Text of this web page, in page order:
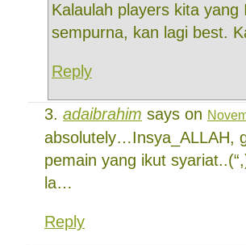
Kalaulah players kita
sempurna, kan lagi best.
Reply
adaibrahim says on
absolutely…Insya_ALLAH,
pemain yang ikut
la…
Reply